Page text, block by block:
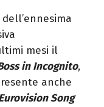
mesi il
in Incognito,
anche
Song